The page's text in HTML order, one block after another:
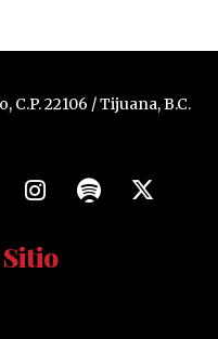
C.P. 22106 / Tijuana, B.C.